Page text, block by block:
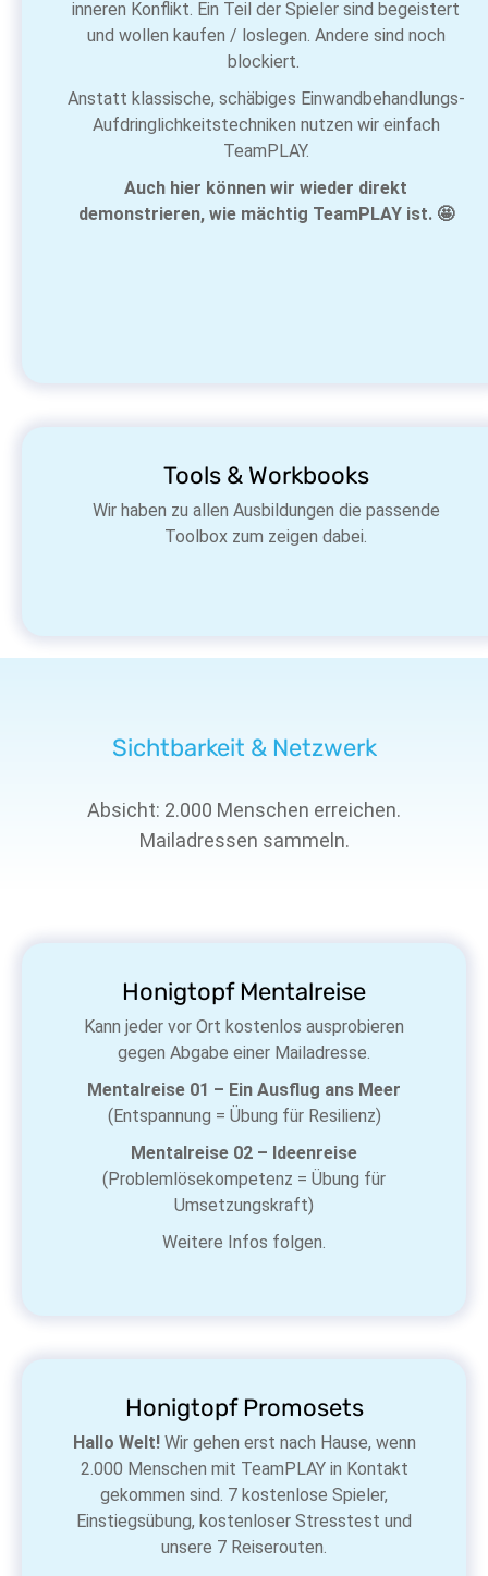
inneren Konflikt. Ein Teil der Spieler sind begeistert
und wollen kaufen / loslegen. Andere sind noch
blockiert.
Anstatt klassische, schäbiges Einwandbehandlungs-
Aufdringlichkeitstechniken nutzen wir einfach
TeamPLAY.
Auch hier können wir wieder direkt
demonstrieren, wie mächtig TeamPLAY ist. 🤩
Tools & Workbooks
Wir haben zu allen Ausbildungen die passende
Toolbox zum zeigen dabei.
Sichtbarkeit & Netzwerk
Absicht: 2.000 Menschen erreichen.
Mailadressen sammeln.
Honigtopf Mentalreise
Kann jeder vor Ort kostenlos ausprobieren
gegen Abgabe einer Mailadresse.
Mentalreise 01 – Ein Ausflug ans Meer
(Entspannung = Übung für Resilienz)
Mentalreise 02 – Ideenreise
(Problemlösekompetenz = Übung für
Umsetzungskraft)
Weitere Infos folgen.
Honigtopf Promosets
Hallo Welt!Wir gehen erst nach Hause, wenn
2.000 Menschen mit TeamPLAY in Kontakt
gekommen sind. 7 kostenlose Spieler,
Einstiegsübung, kostenloser Stresstest und
unsere 7 Reiserouten.